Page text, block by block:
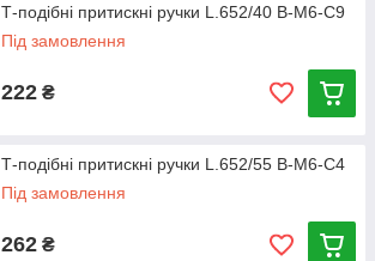
Т-подібні притискні ручки L.652/40 B-M6-C9
Під замовлення
222 ₴
Т-подібні притискні ручки L.652/55 B-M6-C4
Під замовлення
262 ₴